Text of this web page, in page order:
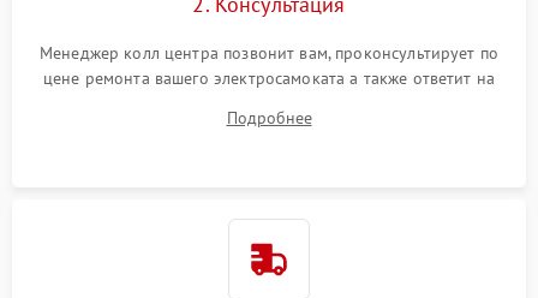
Менеджер колл центра позвонит вам, проконсультирует по
цене ремонта вашего электросамоката а также ответит на
Подробнее